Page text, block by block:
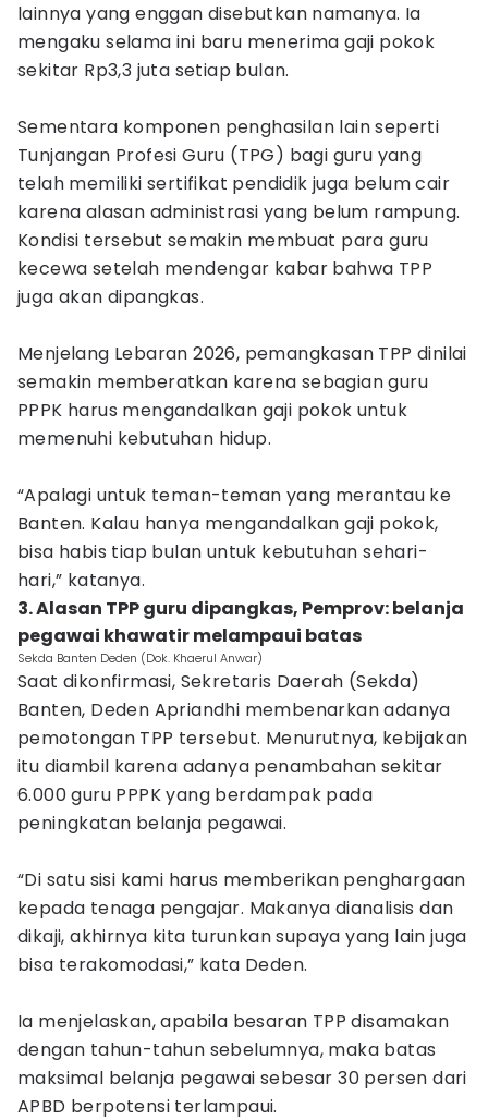
lainnya yang enggan disebutkan namanya. Ia
mengaku selama ini baru menerima gaji pokok
sekitar Rp3,3 juta setiap bulan.
Sementara komponen penghasilan lain seperti
Tunjangan Profesi Guru (TPG) bagi guru yang
telah memiliki sertifikat pendidik juga belum cair
karena alasan administrasi yang belum rampung.
Kondisi tersebut semakin membuat para guru
kecewa setelah mendengar kabar bahwa TPP
juga akan dipangkas.
Menjelang Lebaran 2026, pemangkasan TPP dinilai
semakin memberatkan karena sebagian guru
PPPK harus mengandalkan gaji pokok untuk
memenuhi kebutuhan hidup.
“Apalagi untuk teman-teman yang merantau ke
Banten. Kalau hanya mengandalkan gaji pokok,
bisa habis tiap bulan untuk kebutuhan sehari-
hari,” katanya.
3. Alasan TPP guru dipangkas, Pemprov: belanja
pegawai khawatir melampaui batas
Sekda Banten Deden (Dok. Khaerul Anwar)
Saat dikonfirmasi, Sekretaris Daerah (Sekda)
Banten, Deden Apriandhi membenarkan adanya
pemotongan TPP tersebut. Menurutnya, kebijakan
itu diambil karena adanya penambahan sekitar
6.000 guru PPPK yang berdampak pada
peningkatan belanja pegawai.
“Di satu sisi kami harus memberikan penghargaan
kepada tenaga pengajar. Makanya dianalisis dan
dikaji, akhirnya kita turunkan supaya yang lain juga
bisa terakomodasi,” kata Deden.
Ia menjelaskan, apabila besaran TPP disamakan
dengan tahun-tahun sebelumnya, maka batas
maksimal belanja pegawai sebesar 30 persen dari
APBD berpotensi terlampaui.